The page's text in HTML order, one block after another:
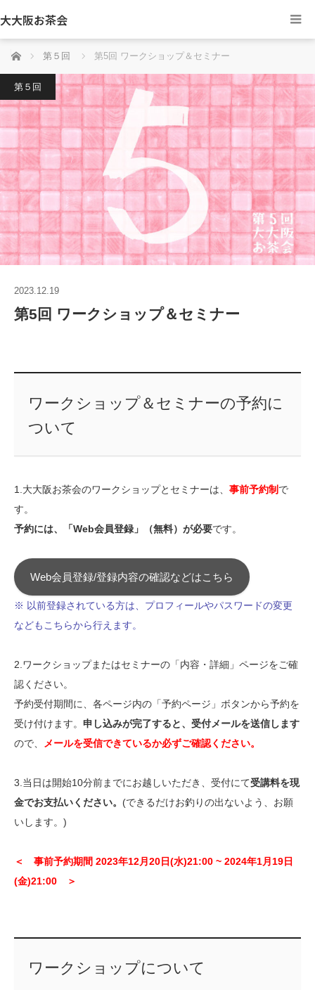
大大阪お茶会
ホーム 第５回 第5回 ワークショップ＆セミナー
第５回
2023.12.19
第5回 ワークショップ＆セミナー
ワークショップ＆セミナーの予約に
ついて
1.大大阪お茶会のワークショップとセミナーは、 事前予約制で
す。
予約には、「Web会員登録」（無料）が必要です。
Web会員登録/登録内容の確認などはこちら
※ 以前登録されている方は、プロフィールやパスワードの変更
などもこちらから行えます。
2.ワークショップまたはセミナーの「内容・詳細」ページをご確
認ください。
予約受付期間に、各ページ内の「予約ページ」ボタンから予約を
受け付けます。 申し込みが完了すると、受付メールを送信します
ので、
メールを受信できているか必ずご確認ください。
3.当日は開始10分前までにお越しいただき、受付にて受講料を現
金でお支払いください。 (できるだけお釣りの出ないよう、お願
いします。)
＜ 事前予約期間 2023年12月20日(水)21:00 ~ 2024年1月19日
(金)21:00 ＞
ワークショップについて